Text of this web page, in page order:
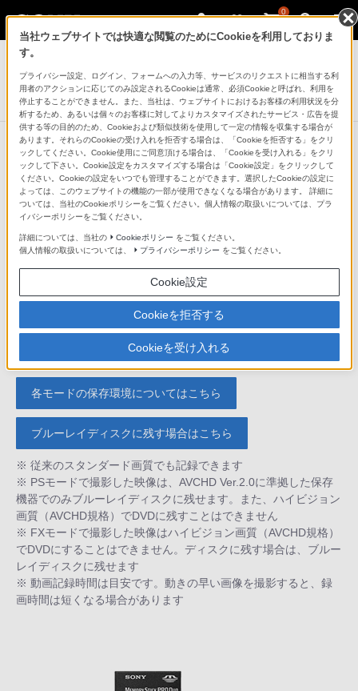
0
デジタルビデオカメラ ハンディカム
デジタルHDビデオカメラレコーダー
HDR-PJ670
ハイビジョンも長時間記録、大容量
32GBの内蔵メモリー
各モードの保存環境についてはこちら
ブルーレイディスクに残す場合はこちら
※ 従来のスタンダード画質でも記録できます
※ PSモードで撮影した映像は、AVCHD Ver.2.0に準拠した保存
機器でのみブルーレイディスクに残せます。また、ハイビジョン
画質（AVCHD規格）でDVDに残すことはできません
※ FXモードで撮影した映像はハイビジョン画質（AVCHD規格）
でDVDにすることはできません。ディスクに残す場合は、ブルー
レイディスクに残せます
※ 動画記録時間は目安です。動きの早い画像を撮影すると、録
画時間は短くなる場合があります
当社ウェブサイトでは快適な閲覧のためにCookieを利用しておりま
す。
プライバシー設定、ログイン、フォームへの入力等、サービスのリクエストに相当する利
用者のアクションに応じてのみ設定されるCookieは通常、必須Cookieと呼ばれ、利用を
停止することができません。また、当社は、ウェブサイトにおけるお客様の利用状況を分
析するため、あるいは個々のお客様に対してよりカスタマイズされたサービス・広告を提
供する等の目的のため、Cookieおよび類似技術を使用して一定の情報を収集する場合が
あります。それらのCookieの受け入れを拒否する場合は、「Cookieを拒否する」をクリ
ックしてください。Cookie使用にご同意頂ける場合は、「Cookieを受け入れる」をクリ
ックして下さい。Cookie設定をカスタマイズする場合は「Cookie設定」をクリックして
ください。Cookieの設定をいつでも管理することができます。選択したCookieの設定に
よっては、このウェブサイトの機能の一部が使用できなくなる場合があります。 詳細に
ついては、当社のCookieポリシーをご覧ください。個人情報の取扱いについては、プラ
イバシーポリシーをご覧ください。
詳細については、当社の Cookieポリシー をご覧ください。
個人情報の取扱いについては、
プライバシーポリシー をご覧ください。
Cookie設定
Cookieを拒否する
Cookieを受け入れる